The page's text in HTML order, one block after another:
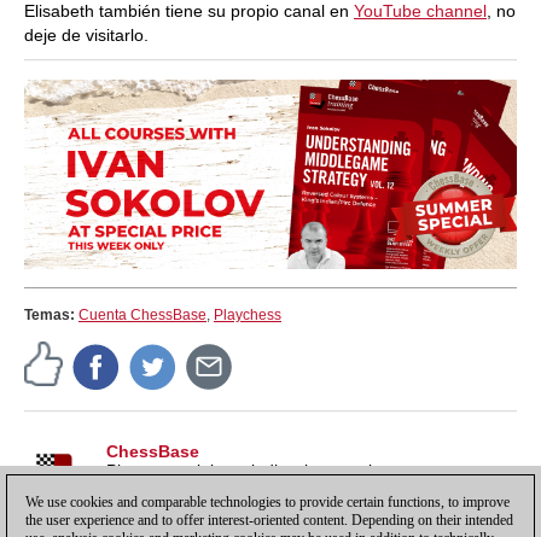
Elisabeth también tiene su propio canal en YouTube channel, no
deje de visitarlo.
Temas: Cuenta ChessBase, Playchess
ChessBase
Pistas, tutoriales e indicaciones sobre nuestros
We use cookies and comparable technologies to provide certain functions, to improve
the user experience and to offer interest-oriented content. Depending on their intended